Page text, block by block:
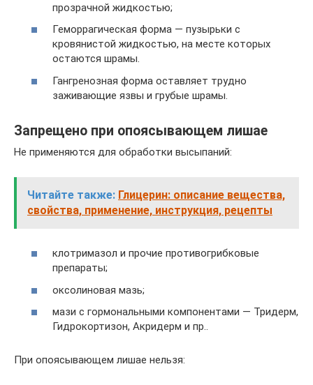
прозрачной жидкостью;
Геморрагическая форма — пузырьки с
кровянистой жидкостью, на месте которых
остаются шрамы.
Гангренозная форма оставляет трудно
заживающие язвы и грубые шрамы.
Запрещено при опоясывающем лишае
Не применяются для обработки высыпаний:
Читайте также: Глицерин: описание вещества,
свойства, применение, инструкция, рецепты
клотримазол и прочие противогрибковые
препараты;
оксолиновая мазь;
мази с гормональными компонентами — Тридерм,
Гидрокортизон, Акридерм и пр..
При опоясывающем лишае нельзя: